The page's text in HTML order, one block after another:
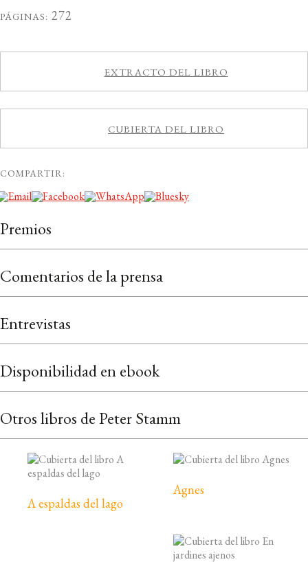
PÁGINAS: 272
EXTRACTO DEL LIBRO
CUBIERTA DEL LIBRO
COMPARTIR:
Premios
Comentarios de la prensa
Entrevistas
Disponibilidad en ebook
Otros libros de Peter Stamm
A espaldas del lago
Agnes